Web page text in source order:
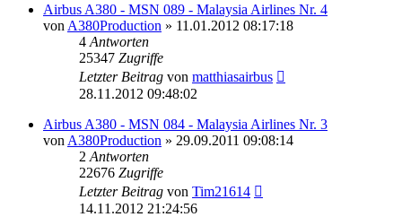
Airbus A380 - MSN 089 - Malaysia Airlines Nr. 4
von A380Production » 11.01.2012 08:17:18
4 Antworten
25347 Zugriffe
Letzter Beitrag von matthiasairbus
28.11.2012 09:48:02
Airbus A380 - MSN 084 - Malaysia Airlines Nr. 3
von A380Production » 29.09.2011 09:08:14
2 Antworten
22676 Zugriffe
Letzter Beitrag von Tim21614
14.11.2012 21:24:56